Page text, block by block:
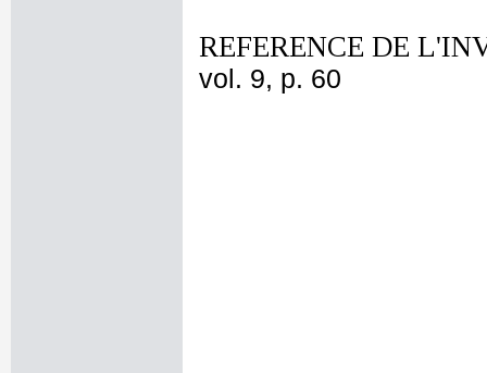
REFERENCE DE
vol. 9, p. 60